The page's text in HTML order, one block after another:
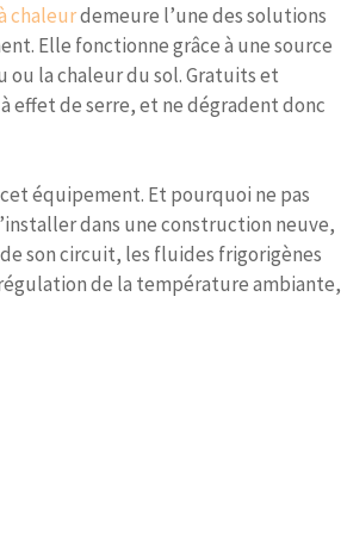
chaleurdemeure l’une des solutions
Elle fonctionne grâce à une source
ou la chaleur du sol. Gratuits et
effet de serre, et ne dégradent donc
équipement. Et pourquoi ne pas
dans une construction neuve,
son circuit, les fluides frigorigènes
de la température ambiante,